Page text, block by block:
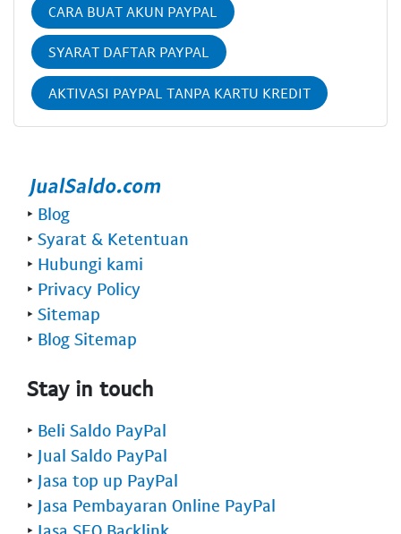
CARA BUAT AKUN PAYPAL
SYARAT DAFTAR PAYPAL
AKTIVASI PAYPAL TANPA KARTU KREDIT
‣ Blog
‣ Syarat & Ketentuan
‣ Hubungi kami
‣ Privacy Policy
‣ Sitemap
‣ Blog Sitemap
Stay in touch
‣ Beli Saldo PayPal
‣ Jual Saldo PayPal
‣ Jasa top up PayPal
‣ Jasa Pembayaran Online PayPal